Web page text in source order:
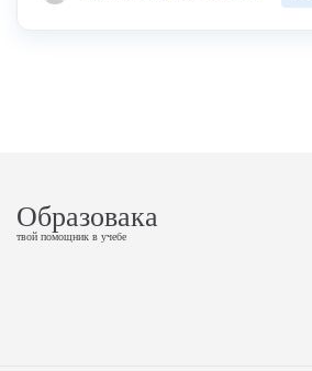
Образовака
твой помощник в учебе